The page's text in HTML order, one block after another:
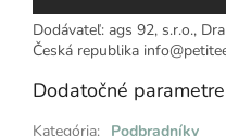
Dodávateľ: ags 92, s.r.o.,
Česká republika
Dodatočné parametre
Kategória: Podbradníky